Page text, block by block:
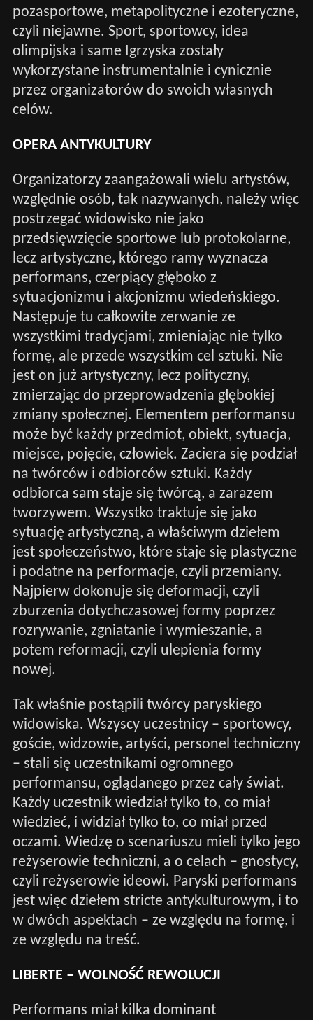
pozasportowe, metapolityczne i ezoteryczne,
czyli niejawne. Sport, sportowcy, idea
olimpijska i same Igrzyska zostały
wykorzystane instrumentalnie i cynicznie
przez organizatorów do swoich własnych
celów.
OPERA ANTYKULTURY
Organizatorzy zaangażowali wielu artystów,
względnie osób, tak nazywanych, należy więc
postrzegać widowisko nie jako
przedsięwzięcie sportowe lub protokolarne,
lecz artystyczne, którego ramy wyznacza
performans, czerpiący głęboko z
sytuacjonizmu i akcjonizmu wiedeńskiego.
Następuje tu całkowite zerwanie ze
wszystkimi tradycjami, zmieniając nie tylko
formę, ale przede wszystkim cel sztuki. Nie
jest on już artystyczny, lecz polityczny,
zmierzając do przeprowadzenia głębokiej
zmiany społecznej. Elementem performansu
może być każdy przedmiot, obiekt, sytuacja,
miejsce, pojęcie, człowiek. Zaciera się podział
na twórców i odbiorców sztuki. Każdy
odbiorca sam staje się twórcą, a zarazem
tworzywem. Wszystko traktuje się jako
sytuację artystyczną, a właściwym dziełem
jest społeczeństwo, które staje się plastyczne
i podatne na performacje, czyli przemiany.
Najpierw dokonuje się deformacji, czyli
zburzenia dotychczasowej formy poprzez
rozrywanie, zgniatanie i wymieszanie, a
potem reformacji, czyli ulepienia formy
nowej.
Tak właśnie postąpili twórcy paryskiego
widowiska. Wszyscy uczestnicy – sportowcy,
goście, widzowie, artyści, personel techniczny
– stali się uczestnikami ogromnego
performansu, oglądanego przez cały świat.
Każdy uczestnik wiedział tylko to, co miał
wiedzieć, i widział tylko to, co miał przed
oczami. Wiedzę o scenariuszu mieli tylko jego
reżyserowie techniczni, a o celach – gnostycy,
czyli reżyserowie ideowi. Paryski performans
jest więc dziełem stricte antykulturowym, i to
w dwóch aspektach – ze względu na formę, i
ze względu na treść.
LIBERTE – WOLNOŚĆ REWOLUCJI
Performans miał kilka dominant